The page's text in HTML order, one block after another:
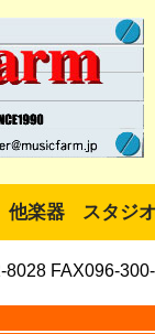
他楽器 スタジ
FAX096-